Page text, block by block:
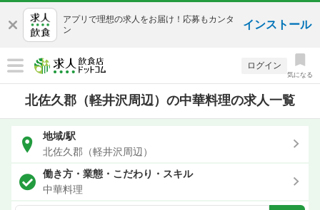
アプリで理想の求人をお届け！応募もカンタ
ン
インストール
ログイン
気になる
北佐久郡（軽井沢周辺）の中華料理の求人一覧
地域/駅
北佐久郡（軽井沢周辺）
働き方・業態・こだわり・スキル
中華料理